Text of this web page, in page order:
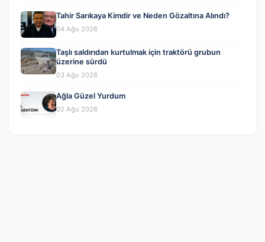
Tahir Sarıkaya Kimdir ve Neden Gözaltına Alındı?
04 Ağu 2026
Taşlı saldırıdan kurtulmak için traktörü grubun
üzerine sürdü
03 Ağu 2026
Ağla Güzel Yurdum
02 Ağu 2026